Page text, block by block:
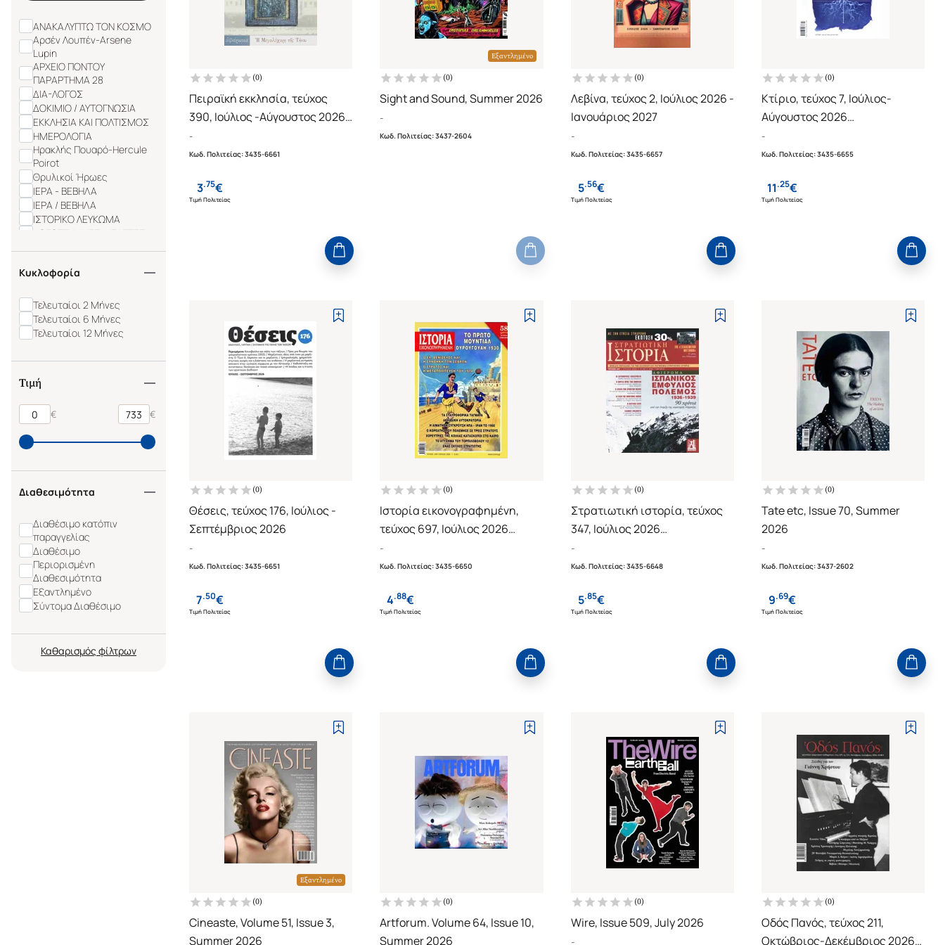
ΑΝΑΚΑΛΥΠΤΩ ΤΟΝ ΚΟΣΜΟ
Αρσέν Λουπέν-Arsene
Lupin
ΑΡΧΕΙΟ ΠΟΝΤΟΥ
ΠΑΡΑΡΤΗΜΑ 28
ΔΙΑ-ΛΟΓΟΣ
ΔΟΚΙΜΙΟ / ΑΥΤΟΓΝΩΣΙΑ
ΕΚΚΛΗΣΙΑ ΚΑΙ ΠΟΛΤΙΣΜΟΣ
ΗΜΕΡΟΛΟΓΙΑ
Ηρακλής Πουαρό-Hercule
Poirot
Θρυλικοί Ήρωες
ΙΕΡΑ - ΒΕΒΗΛΑ
ΙΕΡΑ / ΒΕΒΗΛΑ
ΙΣΤΟΡΙΚΟ ΛΕΥΚΩΜΑ
ΛΟΓΟΤΕΧΝΙΚΕΣ ΜΕΛΕΤΕΣ
ΑΠΟ ΤΟΝ ΧΩΡΟ ΤΟΥ ΒΙΒΛΙΟΥ
ΤΟΝ ΧΩΡΟ ΤΟΥ ΒΙΒΛΙΟΥ 5
ΜΥΣΤΙΚΗ ΓΕΩΓΡΑΦΙΑ
Ο Άρχοντας των
Δαχτυλιδιών-The Lord of
ΑΝΑΓΝΩΣΜΑ ΝΟΥΒΕΛΕΣ
ΠΟΛΙΤΙΚΑ ΘΕΜΑΤΑ
Κυκλοφορία
Τελευταίοι 2 Μήνες
Τελευταίοι 6 Μήνες
Τελευταίοι 12 Μήνες
Τιμή
€ €
Διαθεσιμότητα
Διαθέσιμο κατόπιν
παραγγελίας
Διαθέσιμο
Περιορισμένη
Διαθεσιμότητα
Εξαντλημένο
Σύντομα Διαθέσιμο
Καθαρισμός
(0)
Πειραϊκή εκκλησία, τεύχος
390, Ιούλιος -Αύγουστος 2026
Αφιέρωμα: Η Μεγαλόχαρη της
Τήνου
-
Κωδ. Πολιτείας:3435-6661
3.75€
Τιμή Πολιτείας
Εξαντλημένο
(0)
Sight and Sound, Summer 2026
-
Κωδ. Πολιτείας:3437-2604
(0)
Λεβίνα, τεύχος 2, Ιούλιος 2026 -
Ιανουάριος 2027
-
Κωδ. Πολιτείας:3435-6657
5.56€
Τιμή Πολιτείας
(0)
Κτίριο, τεύχος 7, Ιούλιος-
Αύγουστος 2026
40 Χρόνια κτίριο,
αρχιτεκτονική
-
Κωδ. Πολιτείας:3435-6655
11.25€
Τιμή Πολιτείας
(0)
Θέσεις, τεύχος 176, Ιούλιος -
Σεπτέμβριος 2026
-
Κωδ. Πολιτείας:3435-6651
7.50€
Τιμή Πολιτείας
(0)
Ιστορία εικονογραφημένη,
τεύχος 697, Ιούλιος 2026
Το πρώτο Μουντιάλ
Ουρουγουάη 1930
-
Κωδ. Πολιτείας:3435-6650
4.88€
Τιμή Πολιτείας
(0)
Στρατιωτική ιστορία, τεύχος
347, Ιούλιος 2026
Αφιέρωμα: Ισπανικός
εμφύλιος πόλεμος 1936-1939
-
Κωδ. Πολιτείας:3435-6648
5.85€
Τιμή Πολιτείας
(0)
Tate etc, Issue 70, Summer
2026
-
Κωδ. Πολιτείας:3437-2602
9.69€
Τιμή Πολιτείας
Εξαντλημένο
(0)
Cineaste, Volume 51, Issue 3,
Summer 2026
(0)
Artforum. Volume 64, Issue 10,
Summer 2026
(0)
Wire, Issue 509, July 2026
-
(0)
Οδός Πανός, τεύχος 211,
Οκτώβριος-Δεκέμβριος 2026